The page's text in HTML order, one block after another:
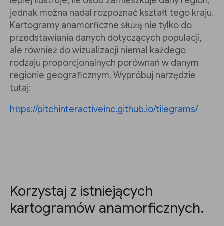
jednak można nadal rozpoznać kształt tego kraju.
Kartogramy anamorficzne służą nie tylko do
przedstawiania danych dotyczących populacji,
ale również do wizualizacji niemal każdego
rodzaju proporcjonalnych porównań w danym
regionie geograficznym. Wypróbuj narzędzie
tutaj:
https://pitchinteractiveinc.github.io/tilegrams/
Korzystaj z istniejących
kartogramów anamorficznych.